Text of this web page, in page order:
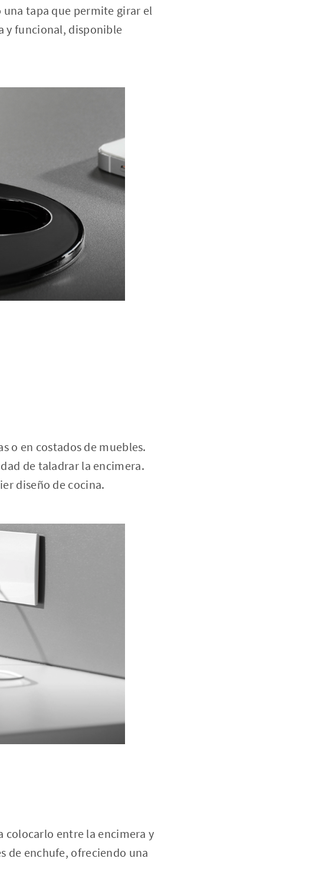
una tapa que permite girar el
y funcional, disponible
o en costados de muebles.
de taladrar la encimera.
diseño de cocina.
colocarlo entre la encimera y
de enchufe, ofreciendo una